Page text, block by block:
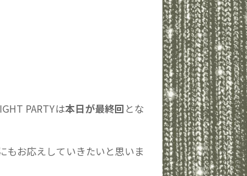
PARTYは本日が最終回 とな
もお応えしていきたいと思いま